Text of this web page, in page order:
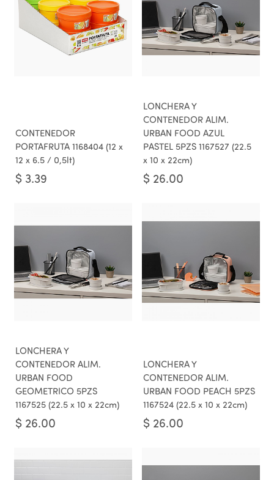
CONTENEDOR
PORTAFRUTA 1168404 (12 x
12 x 6.5 / 0,5lt)
$ 3.39
LONCHERA Y
CONTENEDOR ALIM.
URBAN FOOD AZUL
PASTEL 5PZS 1167527 (22.5
x 10 x 22cm)
$ 26.00
LONCHERA Y
CONTENEDOR ALIM.
URBAN FOOD
GEOMETRICO 5PZS
1167525 (22.5 x 10 x 22cm)
$ 26.00
LONCHERA Y
CONTENEDOR ALIM.
URBAN FOOD PEACH 5PZS
1167524 (22.5 x 10 x 22cm)
$ 26.00